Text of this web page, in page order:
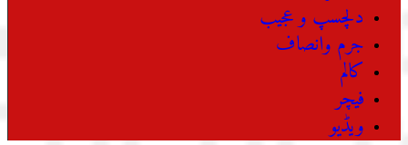
دلچسپ و عجیب
جرم وانصاف
کالم
فیچر
ویڈیو